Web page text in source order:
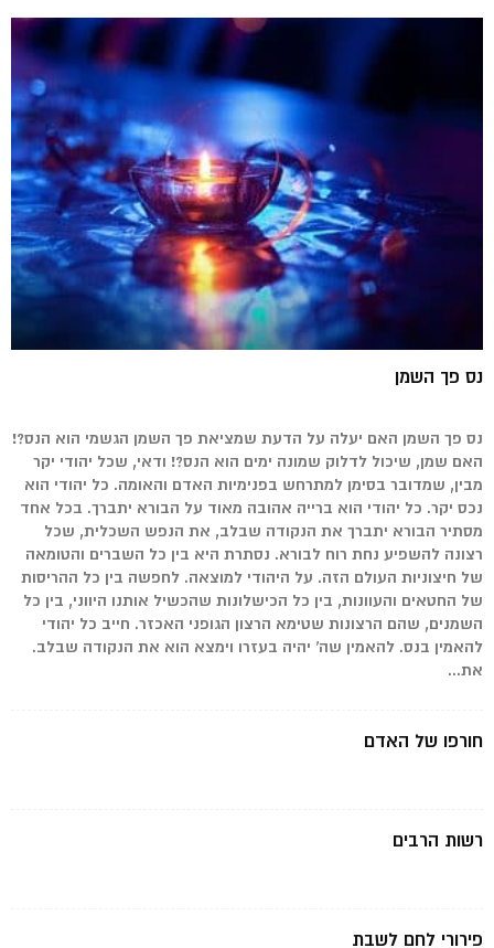
נס פך השמן
נס פך השמן האם יעלה על הדעת שמציאת פך השמן הגשמי הוא הנס?!
האם שמן, שיכול לדלוק שמונה ימים הוא הנס?! ודאי, שכל יהודי יקר
מבין, שמדובר בסימן למתרחש בפנימיות האדם והאומה. כל יהודי הוא
נכס יקר. כל יהודי הוא ברייה אהובה מאוד על הבורא יתברך. בכל אחד
מסתיר הבורא יתברך את הנקודה שבלב, את הנפש השכלית, שכל
רצונה להשפיע נחת רוח לבורא. נסתרת היא בין כל השברים והטומאה
של חיצוניות העולם הזה. על היהודי למוצאה. לחפשה בין כל ההריסות
של החטאים והעוונות, בין כל הכישלונות שהכשיל אותנו היווני, בין כל
השמנים, שהם הרצונות שטימא הרצון הגופני האכזר. חייב כל יהודי
להאמין בנס. להאמין שה' יהיה בעזרו וימצא הוא את הנקודה שבלב.
את...
חורפו של האדם
רשות הרבים
פירורי לחם לשבת